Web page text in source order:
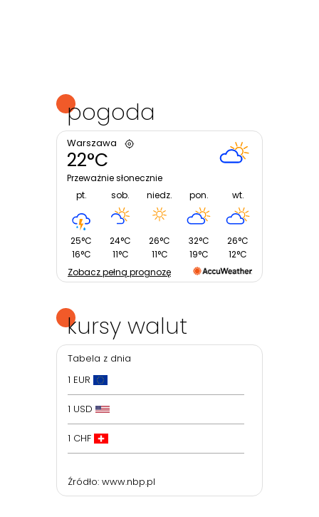
pogoda
Warszawa
22°C
Przeważnie słonecznie
pt.
25°C
16°C
sob.
24°C
11°C
niedz.
26°C
11°C
pon.
32°C
19°C
wt.
26°C
12°C
Zobacz pełną prognozę
kursy walut
Tabela z dnia
1 EUR
1 USD
1 CHF
Źródło: www.nbp.pl